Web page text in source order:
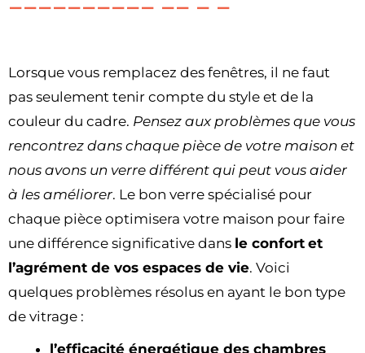
Lorsque vous remplacez des fenêtres, il ne faut
pas seulement tenir compte du style et de la
couleur du cadre. Pensez aux problèmes que vous
rencontrez dans chaque pièce de votre maison et
nous avons un verre différent qui peut vous aider
à les améliorer. Le bon verre spécialisé pour
chaque pièce optimisera votre maison pour faire
une différence significative dans le confort et
l’agrément de vos espaces de vie. Voici
quelques problèmes résolus en ayant le bon type
de vitrage :
l’efficacité énergétique des chambres